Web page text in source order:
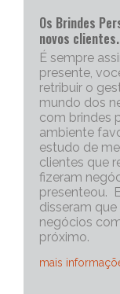
Os Brindes
novos clientes.
É sempre
presente,
retribuir o
mundo dos
com brindes
ambiente
estudo de
clientes que
fizeram
presenteou.
disseram
negócios
próximo.
mais